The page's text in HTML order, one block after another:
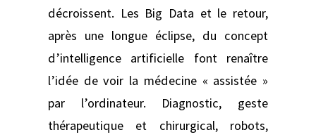
décroissent. Les Big Data et le retour,
après une longue éclipse, du concept
d’intelligence artificielle font renaître
l’idée de voir la médecine « assistée »
par l’ordinateur. Diagnostic, geste
thérapeutique et chirurgical, robots,